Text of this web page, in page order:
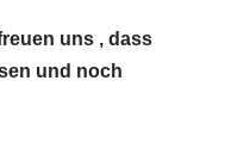
uns , dass
und noch